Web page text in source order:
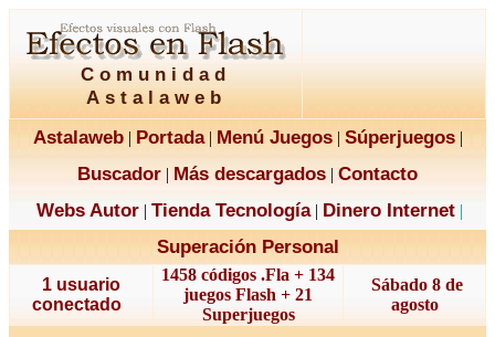
Comunidad
Astalaweb
Astalaweb| Portada| Menú Juegos| Súperjuegos|
Buscador | Más descargados | Contacto
Webs Autor | Tienda Tecnología| Dinero Internet |
Superación Personal
1 usuario
conectado
1458 códigos .Fla + 134
juegos Flash + 21
Superjuegos
Sábado 8 de
agosto